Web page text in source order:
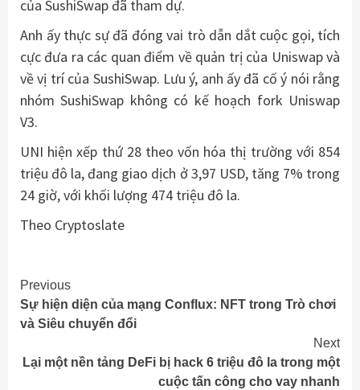
của SushiSwap đã tham dự.
Anh ấy thực sự đã đóng vai trò dẫn dắt cuộc gọi, tích
cực đưa ra các quan điểm về quản trị của Uniswap và
về vị trí của SushiSwap. Lưu ý, anh ấy đã cố ý nói rằng
nhóm SushiSwap không có kế hoạch fork Uniswap
V3.
UNI hiện xếp thứ 28 theo vốn hóa thị trường với 854
triệu đô la, đang giao dịch ở 3,97 USD, tăng 7% trong
24 giờ, với khối lượng 474 triệu đô la.
Theo Cryptoslate
Continue
Reading
Previous
Sự hiện diện của mạng Conflux: NFT trong Trò chơi
và Siêu chuyển đổi
Next
Lại một nền tảng DeFi bị hack 6 triệu đô la trong một
cuộc tấn công cho vay nhanh